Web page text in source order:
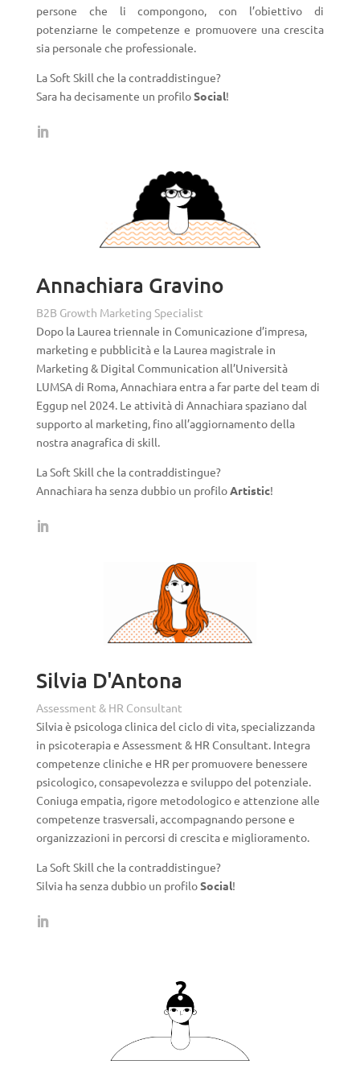
persone che li compongono, con l’obiettivo di
potenziarne le competenze e promuovere una crescita
sia personale che professionale.
La Soft Skill che la contraddistingue?
Sara ha decisamente un profiloSocial!
Annachiara Gravino
B2B Growth Marketing Specialist
Dopo la Laurea triennale in Comunicazione d’impresa,
marketing e pubblicità e la Laurea magistrale in
Marketing & Digital Communication all’Università
LUMSA di Roma, Annachiara entra a far parte del team di
Eggup nel 2024. Le attività di Annachiara spaziano dal
supporto al marketing, fino all’aggiornamento della
nostra anagrafica di skill.
La Soft Skill che la contraddistingue?
Annachiara ha senza dubbio un profiloArtistic!
Silvia D'Antona
Assessment & HR Consultant
Silvia è psicologa clinica del ciclo di vita, specializzanda
in psicoterapia e Assessment & HR Consultant. Integra
competenze cliniche e HR per promuovere benessere
psicologico, consapevolezza e sviluppo del potenziale.
Coniuga empatia, rigore metodologico e attenzione alle
competenze trasversali, accompagnando persone e
organizzazioni in percorsi di crescita e miglioramento.
La Soft Skill che la contraddistingue?
Silvia ha senza dubbio un profiloSocial!